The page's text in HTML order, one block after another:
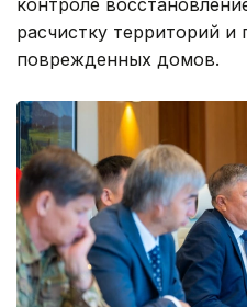
контроле
расчистку территорий
поврежденных домов.